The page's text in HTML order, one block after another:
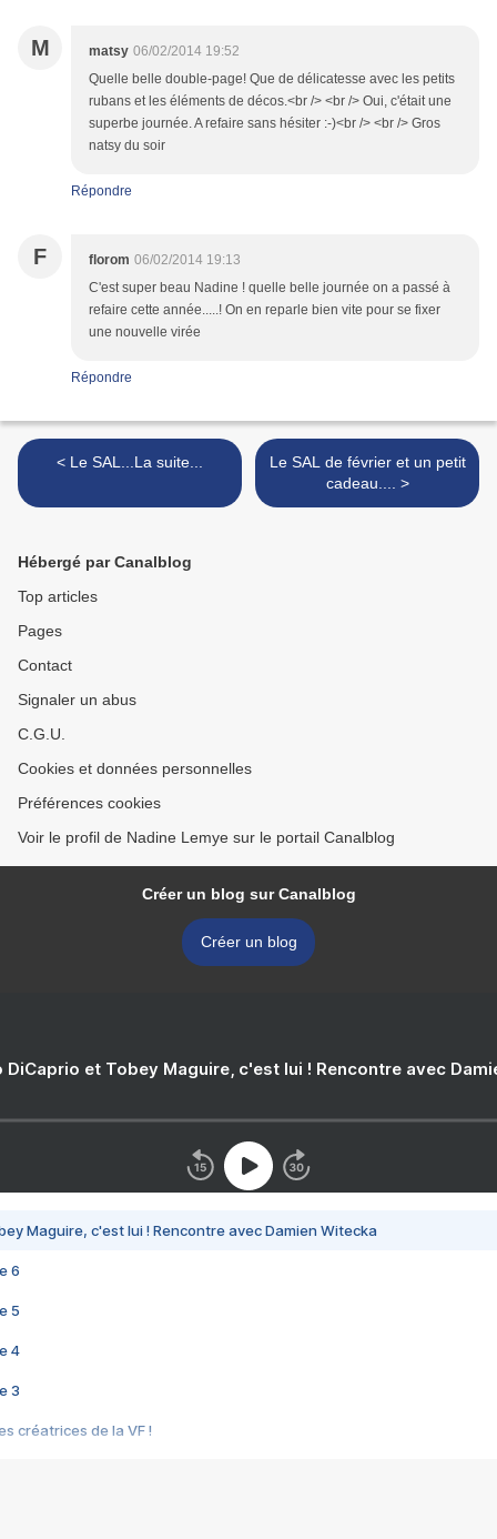
M matsy 06/02/2014 19:52
Quelle belle double-page! Que de délicatesse avec les petits
rubans et les éléments de décos.<br /> <br /> Oui, c'était une
superbe journée. A refaire sans hésiter :-)<br /> <br /> Gros
natsy du soir
Répondre
F florom 06/02/2014 19:13
C'est super beau Nadine ! quelle belle journée on a passé à
refaire cette année.....! On en reparle bien vite pour se fixer
une nouvelle virée
Répondre
< Le SAL...La suite...
Le SAL de février et un petit
cadeau.... >
Hébergé par Canalblog
Top articles
Pages
Contact
Signaler un abus
C.G.U.
Cookies et données personnelles
Préférences cookies
Voir le profil de Nadine Lemye sur le portail Canalblog
Créer un blog sur Canalblog
Créer un blog
DiCaprio et Tobey Maguire, c'est lui ! Rencontre avec
Maguire, c'est lui ! Rencontre avec Damien Witecka
6
5
4
3
créatrices de la VF !